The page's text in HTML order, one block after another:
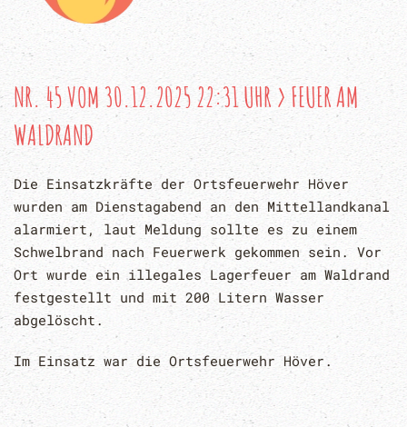
NR. 45 VOM 30.12.2025 22:31 UHR > FEUER AM
WALDRAND
Die Einsatzkräfte der Ortsfeuerwehr Höver
wurden am Dienstagabend an den Mittellandkanal
alarmiert, laut Meldung sollte es zu einem
Schwelbrand nach Feuerwerk gekommen sein. Vor
Ort wurde ein illegales Lagerfeuer am Waldrand
festgestellt und mit 200 Litern Wasser
abgelöscht.
Im Einsatz war die Ortsfeuerwehr Höver.